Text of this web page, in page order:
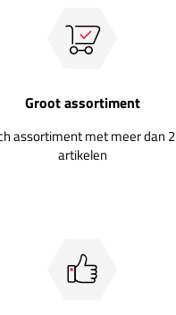
Groot assortiment
assortiment met meer dan
artikelen